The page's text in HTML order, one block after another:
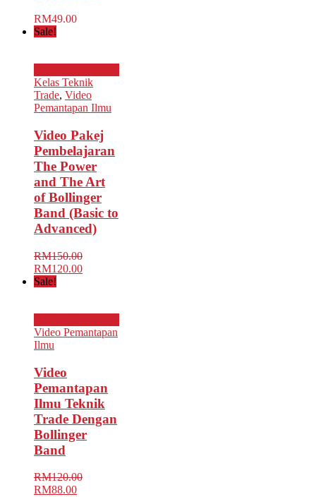
RM49.00
Sale!
Kelas Teknik
Trade, Video
Pemantapan Ilmu
Video Pakej
Pembelajaran
The Power
and The Art
of Bollinger
Band (Basic to
Advanced)
RM150.00
Original
price
RM120.00Current
Sale!
Video Pemantapan
Ilmu
Video
Pemantapan
Ilmu Teknik
Trade Dengan
Bollinger
Band
RM120.00
Original
RM88.00Current